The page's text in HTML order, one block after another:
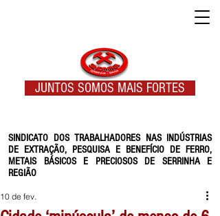
SINDICATO DOS TRABALHADORES NAS INDÚSTRIAS
DE EXTRAÇÃO, PESQUISA E BENEFÍCIO DE FERRO,
METAIS BÁSICOS E PRECIOSOS DE SERRINHA E
REGIÃO
JUNTOS SOMOS MAIS FORTES
10 de fev.